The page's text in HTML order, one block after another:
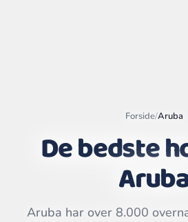
Forside/Aruba
De bedste
Aruba har over 8.000